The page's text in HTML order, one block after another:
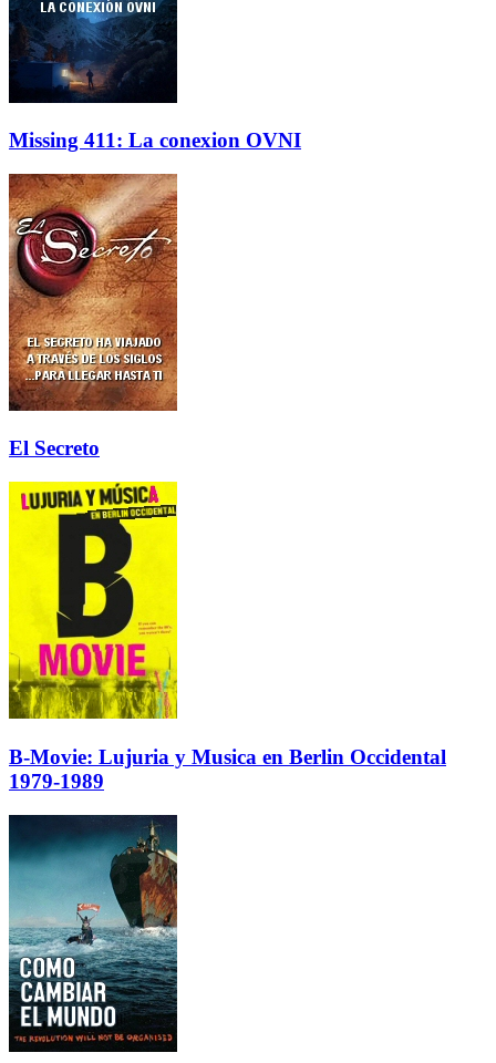
Missing 411: La conexion OVNI
El Secreto
B-Movie: Lujuria y Musica en Berlin Occidental
1979-1989